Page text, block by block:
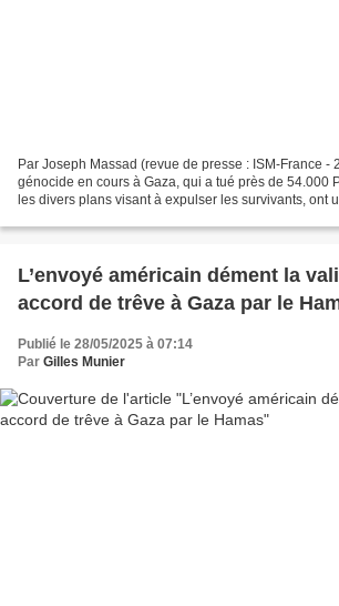
Par Joseph Massad (revue de presse : ISM-France -
génocide en cours à Gaza, qui a tué près de 54.000
les divers plans visant à expulser les survivants, ont
L’envoyé américain dément la
accord de trêve à Gaza par le
Publié le 28/05/2025 à 07:14
Par Gilles Munier